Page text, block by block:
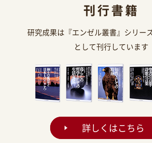
刊行書籍
研究成果は『エンゼル叢書』シリー
として刊行しています
詳しくはこちら